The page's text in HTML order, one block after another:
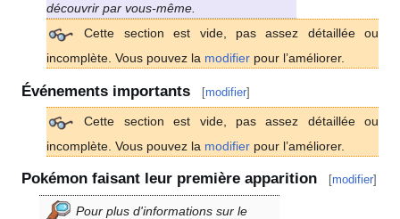
découvrir par vous-même.
Cette section est vide, pas assez détaillée ou
incomplète. Vous pouvez la modifier pour l’améliorer.
Événements importants [modifier]
Cette section est vide, pas assez détaillée ou
incomplète. Vous pouvez la modifier pour l’améliorer.
Pokémon faisant leur première apparition [modifier]
Pour plus d'informations sur le